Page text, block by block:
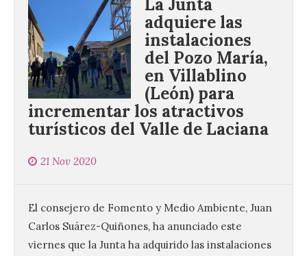
La Junta
adquiere las
instalaciones
del Pozo María,
en Villablino
(León) para
incrementar los atractivos
turísticos del Valle de Laciana
21 Nov 2020
El consejero de Fomento y Medio Ambiente, Juan
Carlos Suárez-Quiñones, ha anunciado este
viernes que la Junta ha adquirido las instalaciones